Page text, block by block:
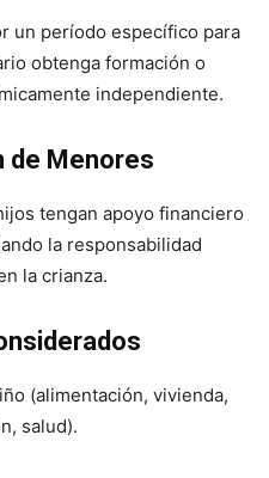
un período específico para
obtenga formación o
independiente.
de Menores
tengan apoyo financiero
la responsabilidad
la crianza.
(alimentación, vivienda,
salud).